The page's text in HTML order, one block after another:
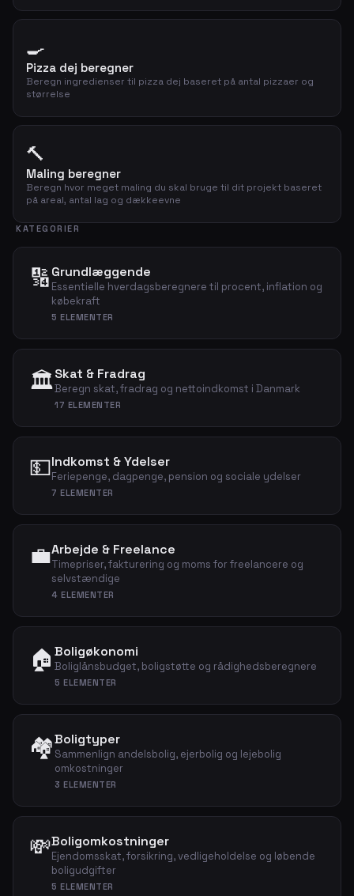
🍳
Pizza dej beregner
Beregn ingredienser til pizza dej baseret på antal pizzaer og
størrelse
🔨
Maling beregner
Beregn hvor meget maling du skal bruge til dit projekt baseret
på areal, antal lag og dækkeevne
KATEGORIER
🔢Grundlæggende
Essentielle hverdagsberegnere til procent, inflation og
købekraft
5 ELEMENTER
🏛️Skat & Fradrag
Beregn skat, fradrag og nettoindkomst i Danmark
17 ELEMENTER
💵Indkomst & Ydelser
Feriepenge, dagpenge, pension og sociale ydelser
7 ELEMENTER
💼Arbejde & Freelance
Timepriser, fakturering og moms for freelancere og
selvstændige
4 ELEMENTER
🏠 Boligøkonomi
Boliglånsbudget, boligstøtte og rådighedsberegnere
5 ELEMENTER
🏘️Boligtyper
Sammenlign andelsbolig, ejerbolig og lejebolig
omkostninger
3 ELEMENTER
💸Boligomkostninger
Ejendomsskat, forsikring, vedligeholdelse og løbende
boligudgifter
5 ELEMENTER